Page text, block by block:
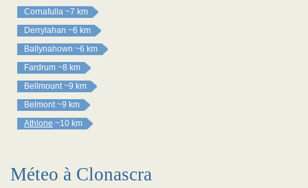
Cornafulla ~7 km
Derrylahan ~6 km
Ballynahown ~6 km
Fardrum ~8 km
Bellmount ~9 km
Belmont ~9 km
Athlone ~10 km
Méteo à Clonascra